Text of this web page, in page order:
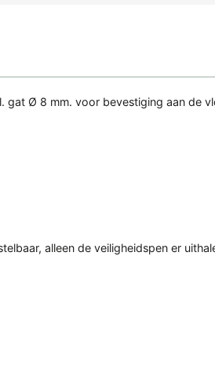
gat Ø 8 mm. voor bevestiging aan de
alleen de veiligheidspen er